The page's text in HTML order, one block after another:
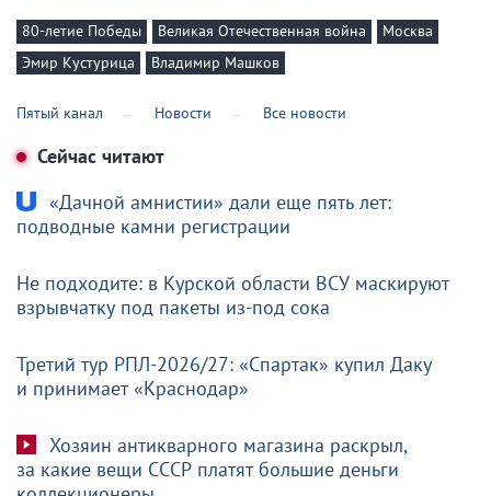
80-летие Победы Великая Отечественная война
Москва
Эмир Кустурица
Владимир Машков
Пятый канал Новости Все новости
Сейчас читают
«Дачной амнистии» дали еще пять лет:
подводные камни регистрации
Не подходите: в Курской области ВСУ маскируют
взрывчатку под пакеты из-под сока
Третий тур РПЛ-2026/27: «Спартак» купил Даку
и принимает «Краснодар»
Хозяин антикварного магазина раскрыл,
за какие вещи СССР платят большие деньги